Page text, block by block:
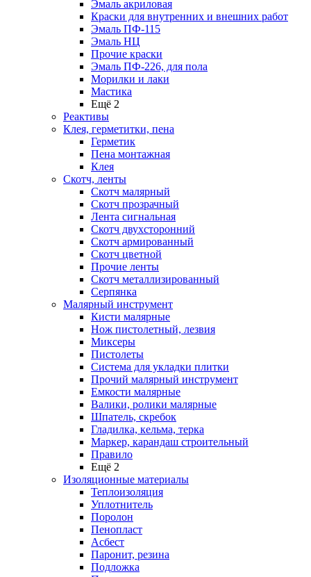
Эмаль акриловая
Краски для внутренних и внешних работ
Эмаль ПФ-115
Эмаль НЦ
Прочие краски
Эмаль ПФ-226, для пола
Морилки и лаки
Мастика
Ещё 2
Реактивы
Клея, герметитки, пена
Герметик
Пена монтажная
Клея
Скотч, ленты
Скотч малярный
Скотч прозрачный
Лента сигнальная
Скотч двухсторонний
Скотч армированный
Скотч цветной
Прочие ленты
Скотч металлизированный
Серпянка
Малярный инструмент
Кисти малярные
Нож пистолетный, лезвия
Миксеры
Пистолеты
Система для укладки плитки
Прочий малярный инструмент
Емкости малярные
Валики, ролики малярные
Шпатель, скребок
Гладилка, кельма, терка
Маркер, карандаш строительный
Правило
Ещё 2
Изоляционные материалы
Теплоизоляция
Уплотнитель
Поролон
Пенопласт
Асбест
Паронит, резина
Подложка